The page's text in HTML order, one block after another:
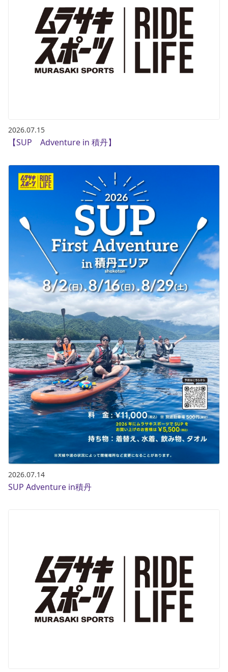
2026.07.15
【SUP Adventure in 積丹】
2026.07.14
SUP Adventure in積丹